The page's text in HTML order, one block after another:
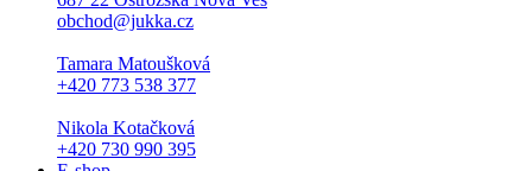
obchod@jukka.cz
Tamara Matoušková
+420 773 538 377
Nikola Kotačková
+420 730 990 395